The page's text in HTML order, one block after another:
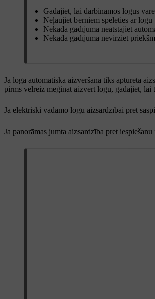
Gādājiet, lai darbināmos logus
Neļaujiet bērniem spēlēties ar logu
Nekādā gadījumā neatstājiet
Nekādā gadījumā nevirziet
Ja loga automātiskā aizvēršana tiks apturēta
pirms vēlreiz mēģināt aizvērt logu, gādājiet, lai
Ja elektriski vadāmo logu aizsardzībai pret
Ja panorāmas jumta aizsardzība pret